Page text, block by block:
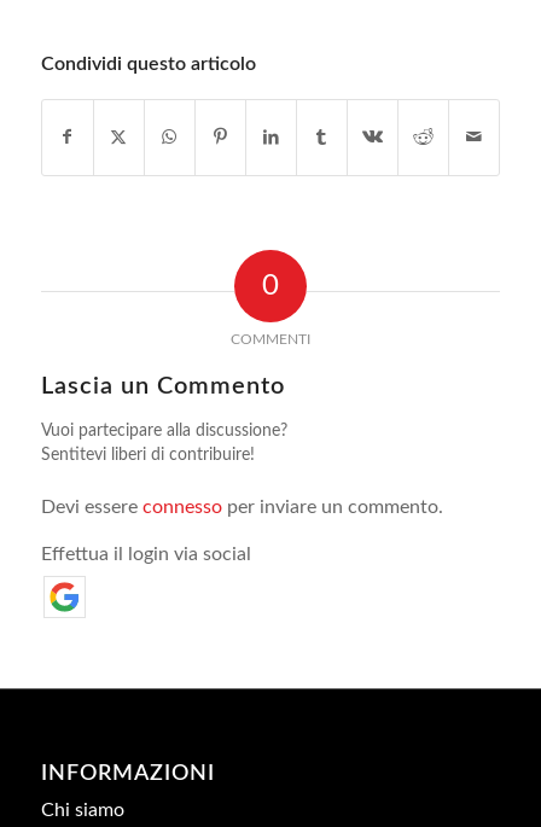
Condividi questo articolo
0
COMMENTI
Lascia un Commento
Vuoi partecipare alla discussione?
Sentitevi liberi di contribuire!
Devi essere connessoper inviare un commento.
Effettua il login via social
INFORMAZIONI
Chi siamo